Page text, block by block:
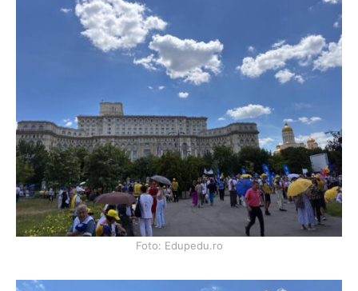
Foto: Edupedu.ro